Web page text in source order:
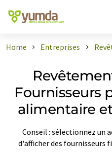
Home Entreprises
Fournisseurs
alimentaire
Conseil : sélectionnez un
d'afficher des fournisseurs